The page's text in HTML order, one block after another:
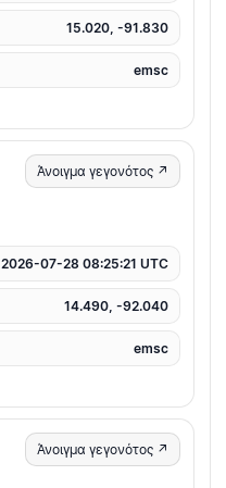
15.020, -91.830
emsc
Άνοιγμα γεγονότος ↗
2026-07-28 08:25:21 UTC
14.490, -92.040
emsc
Άνοιγμα γεγονότος ↗